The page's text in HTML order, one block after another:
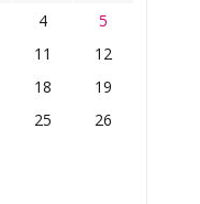
4
5
11
12
18
19
25
26